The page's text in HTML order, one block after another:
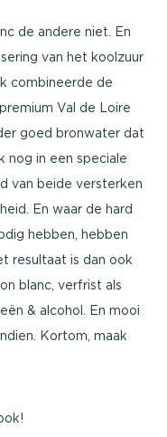
de andere niet. En
van het koolzuur
combineerde de
Val de Loire
goed bronwater dat
nog in een speciale
van beide versterken
En waar de hard
hebben, hebben
resultaat is dan ook
blanc, verfrist als
& alcohol. En mooi
Kortom, maak